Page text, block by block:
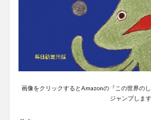
画像をクリックするとAmazonの『この世界の
ジャンプしま